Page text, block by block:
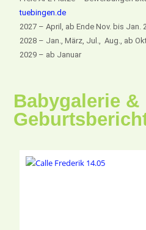
tuebingen.de
2027 – April, ab Ende Nov. bis Jan.
2028 – Jan., März, Jul., Aug., ab
2029 – ab Januar
Babygalerie &